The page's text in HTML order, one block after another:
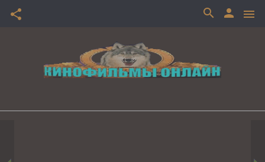
share menu
person
search